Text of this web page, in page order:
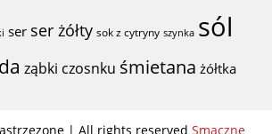
ser ser żółty sok z cytryny szynka sól
ząbki czosnku śmietana żółtka
| All rights reserved Smaczne